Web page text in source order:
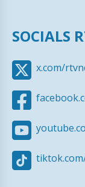
SOCIALS
x.com/